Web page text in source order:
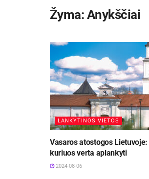
Žyma: Anykščiai
LANKYTINOS VIETOS
Vasaros atostogos
kuriuos verta aplankyti
2024-08-06